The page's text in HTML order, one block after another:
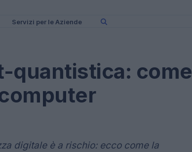
Servizi per le Aziende
quantistica: come
digitale è a rischio: ecco come la